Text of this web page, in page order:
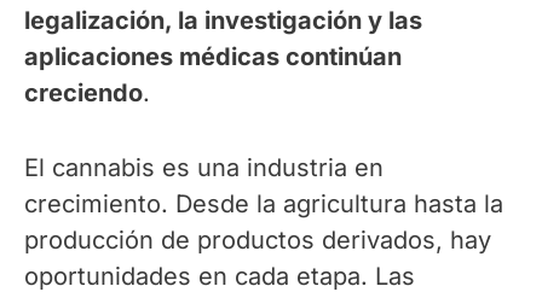
legalización, la investigación y las
aplicaciones médicas continúan
creciendo.
El cannabis es una industria en
crecimiento. Desde la agricultura hasta la
producción de productos derivados, hay
oportunidades en cada etapa. Las